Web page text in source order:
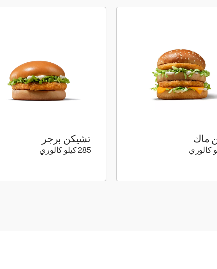
ماك تشيكن برجر
285 كيلو كالوري 285 كيلو سعرة حرارية